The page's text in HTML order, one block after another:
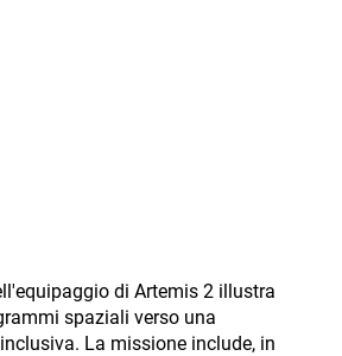
di Artemis 2 illustra
spaziali verso una
La missione include, in